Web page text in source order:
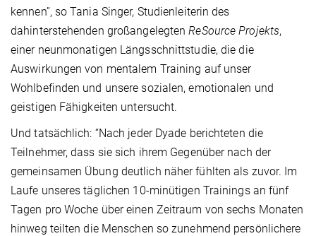
kennen”, so Tania Singer, Studienleiterin des
dahinterstehenden großangelegtenReSource Projekts,
einer neunmonatigen Längsschnittstudie, die die
Auswirkungen von mentalem Training auf unser
Wohlbefinden und unsere sozialen, emotionalen und
geistigen Fähigkeiten untersucht.
Und tatsächlich: “Nach jeder Dyade berichteten die
Teilnehmer, dass sie sich ihrem Gegenüber nach der
gemeinsamen Übung deutlich näher fühlten als zuvor. Im
Laufe unseres täglichen 10-minütigen Trainings an fünf
Tagen pro Woche über einen Zeitraum von sechs Monaten
hinweg teilten die Menschen so zunehmend persönlichere